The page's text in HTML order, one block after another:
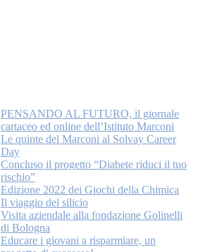
PENSANDO AL FUTURO, il giornale
cartaceo ed online dell’Istituto Marconi
Le quinte del Marconi al Solvay Career
Day
Concluso il progetto “Diabete riduci il tuo
rischio”
Edizione 2022 dei Giochi della Chimica
Il viaggio del silicio
Visita aziendale alla fondazione Golinelli
di Bologna
Educare i giovani a risparmiare, un